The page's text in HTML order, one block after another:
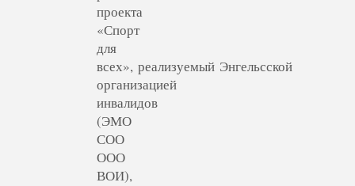
проекта
«Спорт
для
всех», реализуемый Энгельсской
организацией
инвалидов
(ЭМО
СОО
ООО
ВОИ),